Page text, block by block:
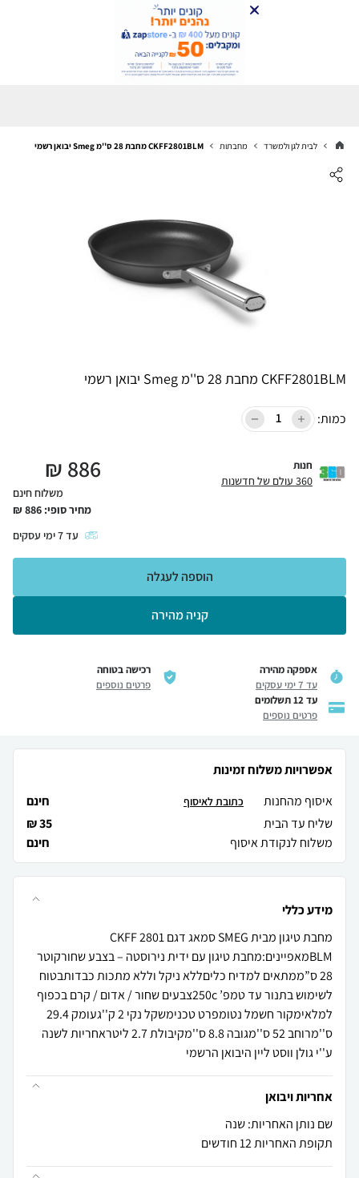
לבית לגן ולמשרד מחבתות CKFF2801BLM מחבת 28 ס''מ Smeg יבואן רשמי
CKFF2801BLM מחבת 28 ס''מ Smeg יבואן רשמי
כמות:
חנות
360 עולם של חדשנות 886
₪
משלוח חינם
מחיר סופי: 886
₪
עד7ימי עסקים
קניה מהירה
הוספה לעגלה
אספקה מהירה
עד 7 ימי עסקים
רכישה בטוחה
פרטים נוספים
עד 12 תשלומים
פרטים נוספים
אפשרויות משלוח זמינות
איסוף מהחנות
חינם כתובת לאיסוף
שליח עד הבית
35 ₪
משלוח לנקודת איסוף
חינם
מידע כללי
מחבת טיגון מבית SMEG סמאג דגם CKFF 2801
BLMמאפיינים:מחבת טיגון עם ידית נירוסטה – בצבע שחורקוטר
28 ס”ממתאים למדיח כליםללא ניקל וללא מתכות כבדותבטוח
לשימוש בתנור עד טמפ’ 250cצבעים שחור / אדום / קרם בכפוף
למלאימקור חשמל נטומפרט טכנימשקל נקי 2 ק''געומק 29.4
ס''מרוחב 52 ס''מגובה 8.8 ס''מקיבולת 2.7 ליטראחריות לשנה
ע''י גולן ווסט ליין היבואן הרשמי
אחריות ויבואן
שם נותן האחריות: שנה
תקופת האחריות 12 חודשים